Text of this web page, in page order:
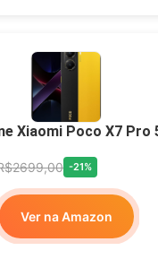
Xiaomi Poco X7 Pro
-21%
Ver na Amazon